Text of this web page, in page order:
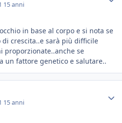
15 anni
in base al corpo e si nota se
crescita..e sarà più difficile
proporzionate..anche se
un fattore genetico e salutare..
15 anni